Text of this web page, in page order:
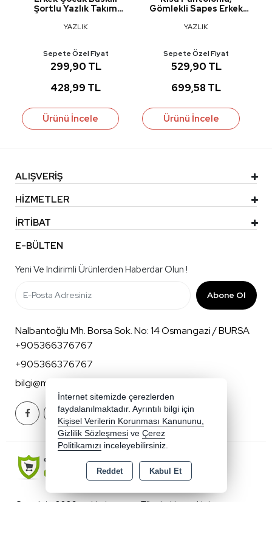
Şortlu Yazlık Takım
YAZLIK
Sepete Özel Fiyat
299,90 TL
428,99 TL
Ürünü İncele
Gömlekli Sapes Erkek
YAZLIK
Sepete Özel Fiyat
529,90 TL
699,58 TL
Ürünü İncele
ALIŞVERİŞ
HİZMETLER
İRTİBAT
E-BÜLTEN
Yeni Ve Indirimli Ürünlerden Haberdar Olun !
Abone Ol
Nalbantoğlu Mh. Borsa Sok. No: 14 Osmangazi / BURSA
+905366376767
+905366376767
bilgi@mnkbaby.com
Copyright 2026 mnkbaby.com - Tüm hakları saklıdır.
İnternet sitemizde çerezlerden
faydalanılmaktadır. Ayrıntılı bilgi için
Kişisel Verilerin Korunması Kanununu,
Gizlilik Sözleşmesi ve Çerez
Politikamızı inceleyebilirsiniz.
Reddet Kabul Et